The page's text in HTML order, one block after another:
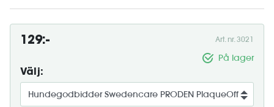
129:- Art. nr. 3021
På lager
Välj: